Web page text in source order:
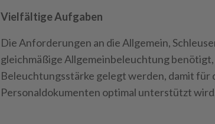
Vielfältige Aufgaben
Die Anforderungen an die Allgemein,
gleichmäßige Allgemeinbeleuchtung
Beleuchtungsstärke gelegt werden, damit für
Personaldokumenten optimal unterstützt